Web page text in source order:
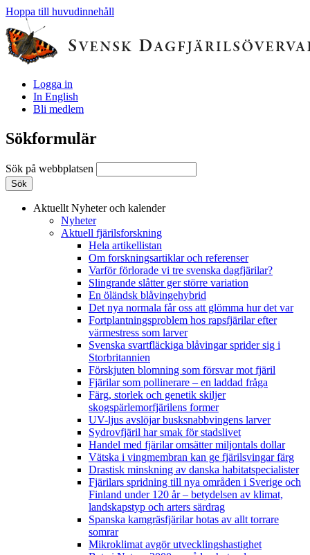
Hoppa till huvudinnehåll
Logga in
In English
Bli medlem
Sökformulär
Sök på webbplatsen
Aktuellt Nyheter och kalender
Nyheter
Aktuell fjärilsforskning
Hela artikellistan
Om forskningsartiklar och referenser
Varför förlorade vi tre svenska dagfjärilar?
Slingrande slåtter ger större variation
En öländsk blåvingehybrid
Det nya normala får oss att glömma hur det var
Fortplantningsproblem hos rapsfjärilar efter
värmestress som larver
Svenska svartfläckiga blåvingar sprider sig i
Storbritannien
Förskjuten blomning som försvar mot fjäril
Fjärilar som pollinerare – en laddad fråga
Färg, storlek och genetik skiljer
skogspärlemorfjärilens former
UV-ljus avslöjar busksnabbvingens larver
Sydrovfjäril har smak för stadslivet
Handel med fjärilar omsätter miljontals dollar
Vätska i vingmembran kan ge fjärilsvingar färg
Drastisk minskning av danska habitatspecialister
Fjärilars spridning till nya områden i Sverige och
Finland under 120 år– betydelsen av klimat,
landskapstyp och arters särdrag
Spanska kamgräsfjärilar hotas av allt torrare
somrar
Mikroklimat avgör utvecklingshastighet